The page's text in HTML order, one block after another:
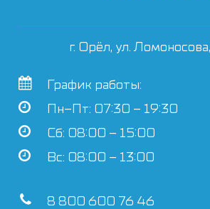
г. Орёл, ул.
График работы:
Пн–Пт: 07:30 – 19:30
Сб: 08:00 – 15:00
Вс: 08:00 – 13:00
8 800 600 76 46